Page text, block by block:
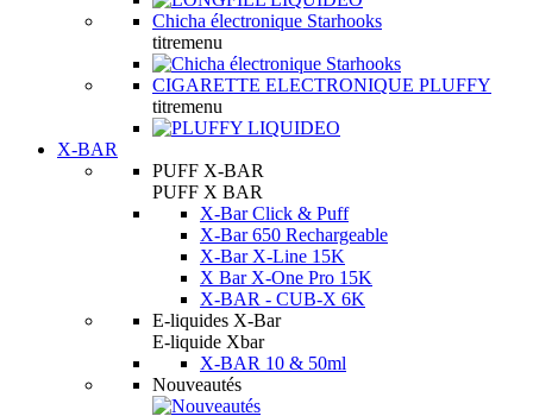
Chicha électronique Starhooks
titremenu
CIGARETTE ELECTRONIQUE PLUFFY
titremenu
X-BAR
PUFF X-BAR
PUFF X BAR
X-Bar Click & Puff
X-Bar 650 Rechargeable
X-Bar X-Line 15K
X Bar X-One Pro 15K
X-BAR - CUB-X 6K
E-liquides X-Bar
E-liquide Xbar
X-BAR 10 & 50ml
Nouveautés